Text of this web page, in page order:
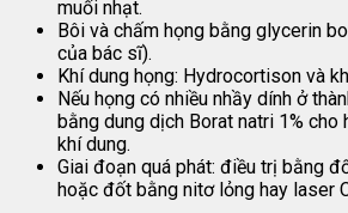
muối nhạt.
Bôi và chấm họng bằng glycerin
của bác sĩ).
Khí dung họng: Hydrocortison và
Nếu họng có nhiều nhầy dính ở
bằng dung dịch Borat natri 1% cho
khí dung.
Giai đoạn quá phát: điều trị bằng
hoặc đốt bằng nitơ lỏng hay laser